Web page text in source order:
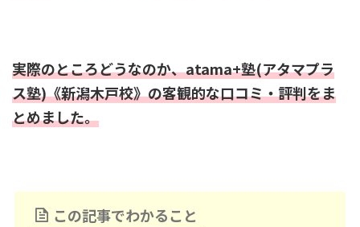
実際のところどうなのか、atama+塾(アタマプラ
ス塾)《新潟木戸校》の客観的な口コミ・評判をま
とめました。
この記事でわかること